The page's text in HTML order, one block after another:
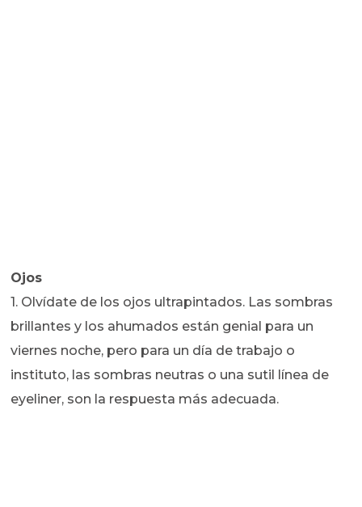
Ojos
1. Olvídate de los ojos ultrapintados. Las sombras
brillantes y los ahumados están genial para un
viernes noche, pero para un día de trabajo o
instituto, las sombras neutras o una sutil línea de
eyeliner, son la respuesta más adecuada.